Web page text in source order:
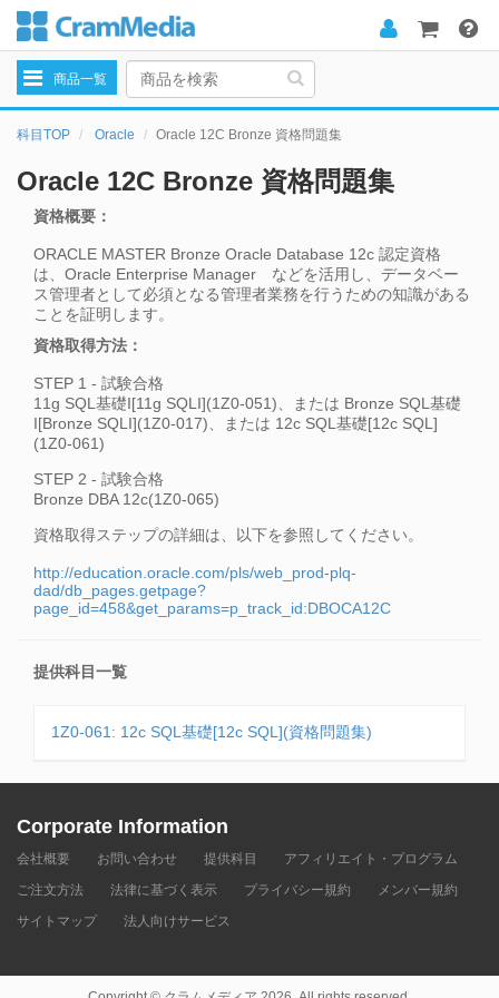
navigation
商品一覧
科目TOP Oracle Oracle 12C Bronze 資格問題集
Oracle 12C Bronze 資格問題集
資格概要：
ORACLE MASTER Bronze Oracle Database 12c 認定資格
は、Oracle Enterprise Manager などを活用し、データベー
ス管理者として必須となる管理者業務を行うための知識がある
ことを証明します。
資格取得方法：
STEP 1 - 試験合格
11g SQL基礎I[11g SQLI](1Z0-051)、または Bronze SQL基礎
I[Bronze SQLI](1Z0-017)、または 12c SQL基礎[12c SQL]
(1Z0-061)
STEP 2 - 試験合格
Bronze DBA 12c(1Z0-065)
資格取得ステップの詳細は、以下を参照してください。
http://education.oracle.com/pls/web_prod-plq-
dad/db_pages.getpage?
page_id=458&get_params=p_track_id:DBOCA12C
提供科目一覧
1Z0-061: 12c SQL基礎[12c SQL](資格問題集)
Corporate Information
会社概要 お問い合わせ 提供科目
アフィリエイト・プログラム
ご注文方法
法律に基づく表示 プライバシー規約
メンバー規約
サイトマップ
法人向けサービス